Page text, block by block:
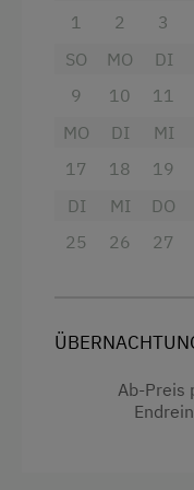
Bergtouren
Diskothek
Eislaufen
Geführte
Hausmusik
• zwei
• südseitiger
Bettwäsche und
Ausstattung
Aussicht
Backofen
Balkon/
1
2
3
SO
9
MO
10
DI
11
MO
17
DI
18
MI
19
DI
25
MI
26
DO
27
Ab-Preis